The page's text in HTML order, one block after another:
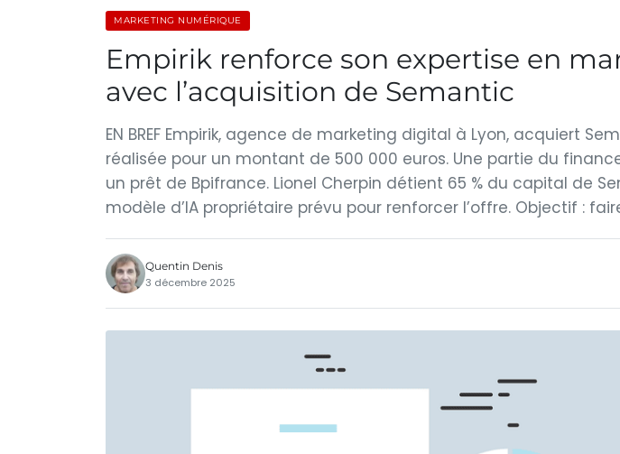
MARKETING NUMÉRIQUE
Empirik renforce son expertise en
avec l’acquisition de Semantic
EN BREF Empirik, agence de marketing digital à Lyon, acquiert
réalisée pour un montant de 500 000 euros. Une partie du
un prêt de Bpifrance. Lionel Cherpin détient 65 % du capital de
modèle d’IA propriétaire prévu pour renforcer l’offre. Objectif :
Quentin Denis
3 décembre 2025